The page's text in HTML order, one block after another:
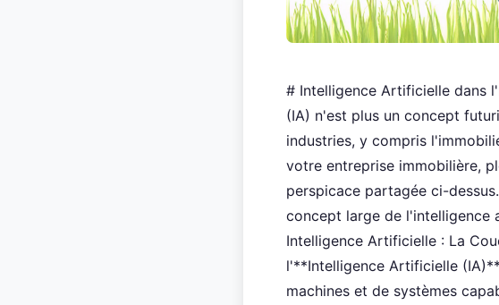
# Intelligence Artificielle dans
(IA) n'est plus un concept
industries, y compris
votre entreprise immobilière,
perspicace partagée ci-
concept large de l'intelligence
Intelligence Artificielle : La
l'**Intelligence Artificielle
machines et de systèmes